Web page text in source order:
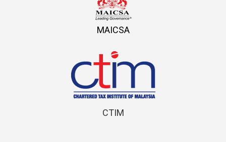
MAICSA
CTIM